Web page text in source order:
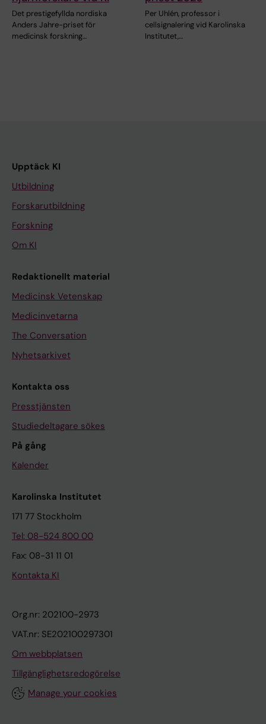
Det prestigefyllda nordiska
Anders Jahre-priset för
medicinsk forskning…
Per Uhlén, professor i
cellsignalering vid Karolinska
Institutet,…
Upptäck KI
Utbildning
Forskarutbildning
Forskning
Om KI
Redaktionellt material
Medicinsk Vetenskap
Medicinvetarna
The Conversation
Nyhetsarkivet
Kontakta oss
Presstjänsten
Studiedeltagare sökes
På gång
Kalender
Karolinska Institutet
171 77 Stockholm
Tel: 08-524 800 00
Fax: 08-31 11 01
Kontakta KI
Org.nr: 202100-2973
VAT.nr: SE202100297301
Om webbplatsen
Tillgänglighetsredogörelse
Manage your cookies